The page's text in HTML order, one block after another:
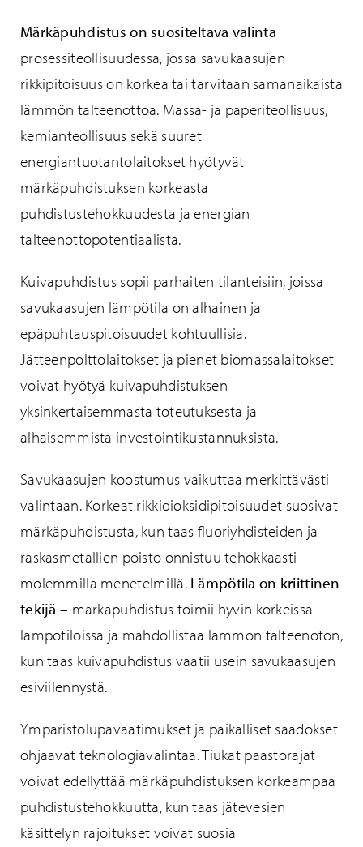
Märkäpuhdistus on suositeltava valinta
prosessiteollisuudessa, jossa savukaasujen
rikkipitoisuus on korkea tai tarvitaan samanaikaista
lämmön talteenottoa. Massa- ja paperiteollisuus,
kemianteollisuus sekä suuret
energiantuotantolaitokset hyötyvät
märkäpuhdistuksen korkeasta
puhdistustehokkuudesta ja energian
talteenottopotentiaalista.
Kuivapuhdistus sopii parhaiten tilanteisiin, joissa
savukaasujen lämpötila on alhainen ja
epäpuhtauspitoisuudet kohtuullisia.
Jätteenpolttolaitokset ja pienet biomassalaitokset
voivat hyötyä kuivapuhdistuksen
yksinkertaisemmasta toteutuksesta ja
alhaisemmista investointikustannuksista.
Savukaasujen koostumus vaikuttaa merkittävästi
valintaan. Korkeat rikkidioksidipitoisuudet suosivat
märkäpuhdistusta, kun taas fluoriyhdisteiden ja
raskasmetallien poisto onnistuu tehokkaasti
molemmilla menetelmillä. Lämpötila on kriittinen
tekijä – märkäpuhdistus toimii hyvin korkeissa
lämpötiloissa ja mahdollistaa lämmön talteenoton,
kun taas kuivapuhdistus vaatii usein savukaasujen
esiviilennystä.
Ympäristölupavaatimukset ja paikalliset säädökset
ohjaavat teknologiavalintaa. Tiukat päästörajat
voivat edellyttää märkäpuhdistuksen korkeampaa
puhdistustehokkuutta, kun taas jätevesien
käsittelyn rajoitukset voivat suosia